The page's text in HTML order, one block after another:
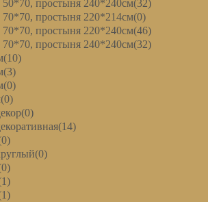
50*70, простыня 240*240см(32)
70*70, простыня 220*214см(0)
70*70, простыня 220*240см(46)
70*70, простыня 240*240см(32)
(10)
(3)
(0)
(0)
(0)
(14)
(0)